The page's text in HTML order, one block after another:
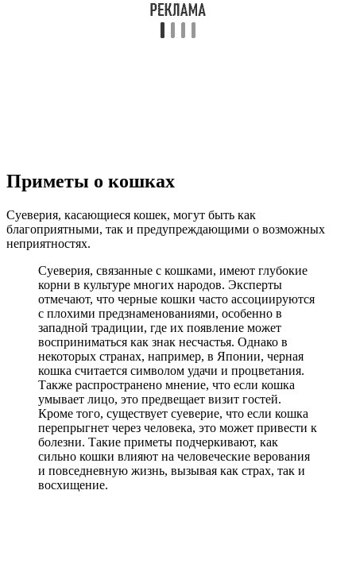
Приметы о кошках
Суеверия, касающиеся кошек, могут быть как
благоприятными, так и предупреждающими о возможных
неприятностях.
Суеверия, связанные с кошками, имеют глубокие
корни в культуре многих народов. Эксперты
отмечают, что черные кошки часто ассоциируются
с плохими предзнаменованиями, особенно в
западной традиции, где их появление может
восприниматься как знак несчастья. Однако в
некоторых странах, например, в Японии, черная
кошка считается символом удачи и процветания.
Также распространено мнение, что если кошка
умывает лицо, это предвещает визит гостей.
Кроме того, существует суеверие, что если кошка
перепрыгнет через человека, это может привести к
болезни. Такие приметы подчеркивают, как
сильно кошки влияют на человеческие верования
и повседневную жизнь, вызывая как страх, так и
восхищение.